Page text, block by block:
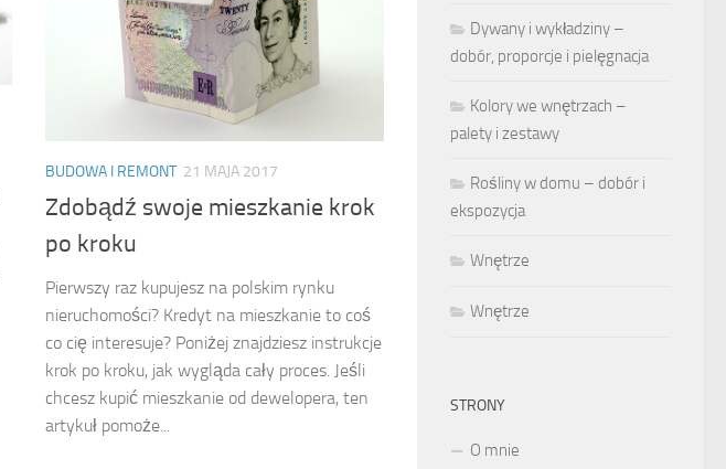
BUDOWA I REMONT 21 MAJA 2017
Zdobądź swoje mieszkanie krok
po kroku
Pierwszy raz kupujesz na polskim rynku
nieruchomości? Kredyt na mieszkanie to coś
co cię interesuje? Poniżej znajdziesz instrukcje
krok po kroku, jak wygląda cały proces. Jeśli
chcesz kupić mieszkanie od dewelopera, ten
artykuł pomoże...
Dywany i wykładziny –
dobór, proporcje i pielęgnacja
Kolory we wnętrzach –
palety i zestawy
Rośliny w domu – dobór i
ekspozycja
Wnętrze
Wnętrze
STRONY
O mnie